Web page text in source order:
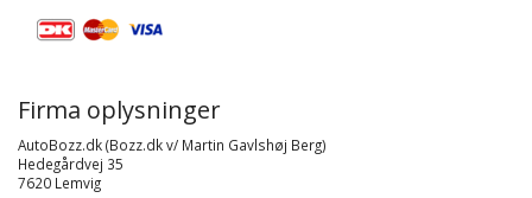
Firma oplysninger
AutoBozz.dk (Bozz.dk v/ Martin Gavlshøj Berg)
Hedegårdvej 35
7620 Lemvig